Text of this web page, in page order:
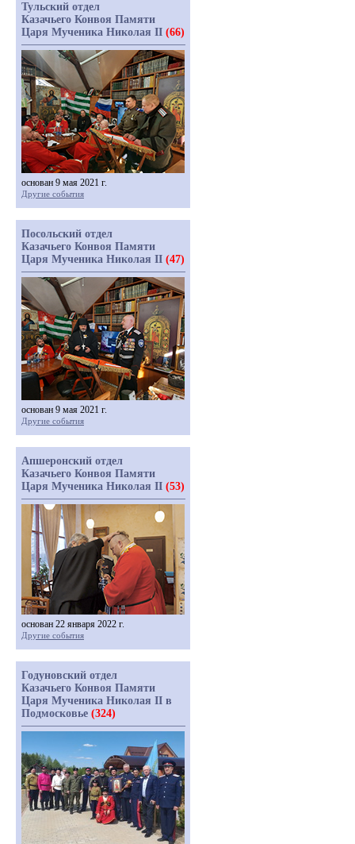
Тульский отдел
Казачьего Конвоя Памяти
Царя Мученика Николая II (66)
основан 9 мая 2021 г.
Другие события
Посольский отдел
Казачьего Конвоя Памяти
Царя Мученика Николая II (47)
основан 9 мая 2021 г.
Другие события
Апшеронский отдел
Казачьего Конвоя Памяти
Царя Мученика Николая II (53)
основан 22 января 2022 г.
Другие события
Годуновский отдел
Казачьего Конвоя Памяти
Царя Мученика Николая II в
Подмосковье (324)